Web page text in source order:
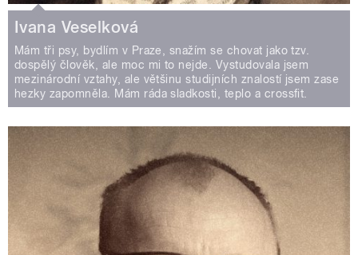
Ivana Veselková
Mám tři psy, bydlím v Praze, snažím se chovat jako tzv.
dospělý člověk, ale moc mi to nejde. Vystudovala jsem
mezinárodní vztahy, ale většinu studijních znalostí jsem zase
hezky zapomněla. Mám ráda sladkosti, teplo a crossfit.